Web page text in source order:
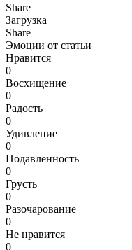
Share
Загрузка
Share
Эмоции от статьи
Нравится
0
Восхищение
0
Радость
0
Удивление
0
Подавленность
0
Грусть
0
Разочарование
0
Не нравится
0